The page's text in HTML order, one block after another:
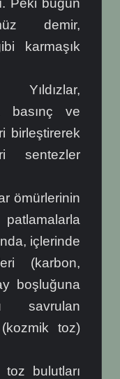
demir,
karmaşık
basınç ve
birleştirerek
sentezler
ömürlerinin
içlerinde
(karbon,
boşluğuna
toz)
bulutları